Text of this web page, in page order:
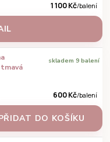
1 100 Kč/balení
tmavá
600 Kč/balení
skladem 9 balení
DO KOŠÍKU